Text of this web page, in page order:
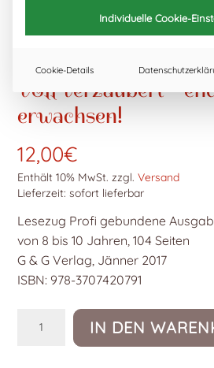
Voll verzaubert –
erwachsen!
12,00€
Enthält 10% MwSt. zzgl.Versand
Lieferzeit: sofort lieferbar
Lesezug Profi gebundene
von 8 bis 10 Jahren, 104 Seiten
G & G Verlag, Jänner 2017
ISBN: 978-3707420791
verzaubert
IN DEN
Individuelle Cookie-
Cookie-Details